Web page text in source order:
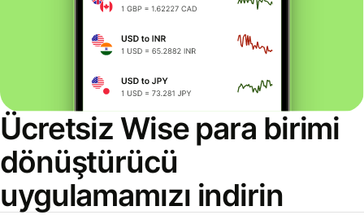
Ücretsiz Wise para birimi
dönüştürücü
uygulamamızı indirin